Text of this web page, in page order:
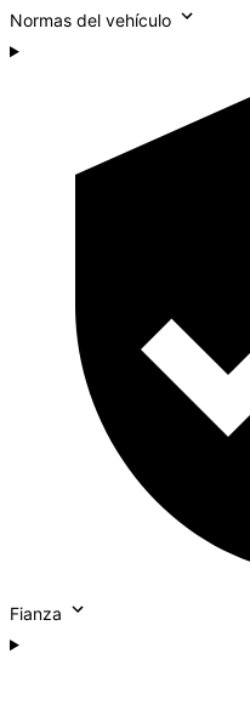
Normas del vehículo
Fianza